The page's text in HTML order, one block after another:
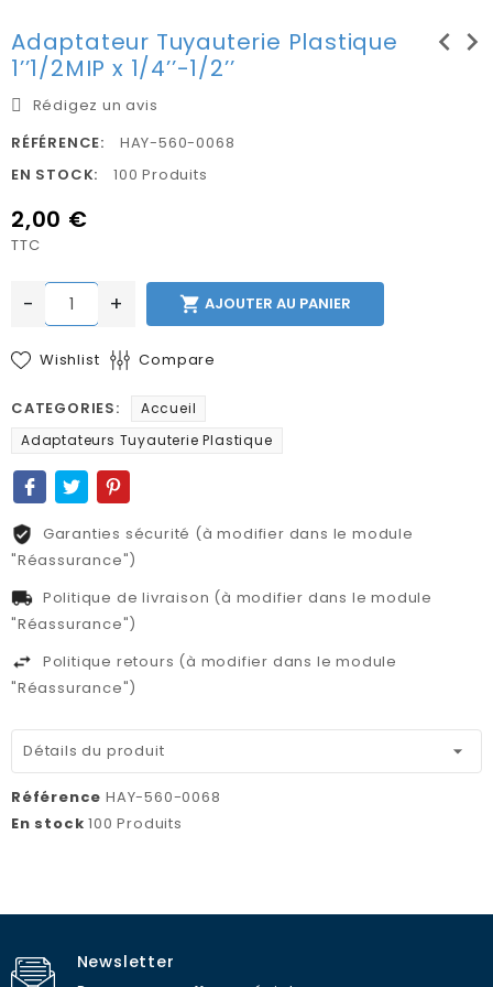
Adaptateur Tuyauterie Plastique
1’’1/2MIP x 1/4’’-1/2’’
chevron_left chevron_right
Rédigez un avis
RÉFÉRENCE:
HAY-560-0068
EN STOCK:
100 Produits
2,00 €
TTC
- +  AJOUTER AU PANIER
Wishlist Compare
CATEGORIES:
Accueil
Adaptateurs Tuyauterie Plastique
Garanties sécurité (à modifier dans le module
"Réassurance")
Politique de livraison (à modifier dans le module
"Réassurance")
Politique retours (à modifier dans le module
"Réassurance")
Détails du produit
Référence HAY-560-0068
En stock 100 Produits
Newsletter